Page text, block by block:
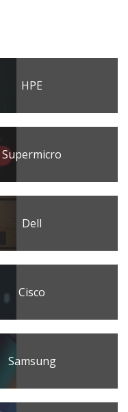
HPE
Supermicro
Dell
Cisco
Samsung